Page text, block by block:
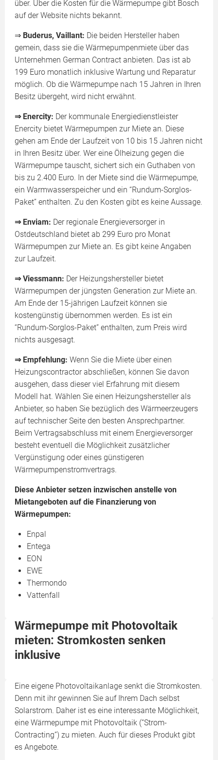
über. Über die Kosten für die Wärmepumpe gibt Bosch
auf der Website nichts bekannt.
⇒ Buderus, Vaillant: Die beiden Hersteller haben
gemein, dass sie die Wärmepumpenmiete über das
Unternehmen German Contract anbieten. Das ist ab
199 Euro monatlich inklusive Wartung und Reparatur
möglich. Ob die Wärmepumpe nach 15 Jahren in Ihren
Besitz übergeht, wird nicht erwähnt.
⇒ Enercity: Der kommunale Energiedienstleister
Enercity bietet Wärmepumpen zur Miete an. Diese
gehen am Ende der Laufzeit von 10 bis 15 Jahren nicht
in Ihren Besitz über. Wer eine Ölheizung gegen die
Wärmepumpe tauscht, sichert sich ein Guthaben von
bis zu 2.400 Euro. In der Miete sind die Wärmepumpe,
ein Warmwasserspeicher und ein “Rundum-Sorglos-
Paket” enthalten. Zu den Kosten gibt es keine Aussage.
⇒ Enviam: Der regionale Energieversorger in
Ostdeutschland bietet ab 299 Euro pro Monat
Wärmepumpen zur Miete an. Es gibt keine Angaben
zur Laufzeit.
⇒ Viessmann: Der Heizungshersteller bietet
Wärmepumpen der jüngsten Generation zur Miete an.
Am Ende der 15-jährigen Laufzeit können sie
kostengünstig übernommen werden. Es ist ein
“Rundum-Sorglos-Paket” enthalten, zum Preis wird
nichts ausgesagt.
⇒ Empfehlung: Wenn Sie die Miete über einen
Heizungscontractor abschließen, können Sie davon
ausgehen, dass dieser viel Erfahrung mit diesem
Modell hat. Wählen Sie einen Heizungshersteller als
Anbieter, so haben Sie bezüglich des Wärmeerzeugers
auf technischer Seite den besten Ansprechpartner.
Beim Vertragsabschluss mit einem Energieversorger
besteht eventuell die Möglichkeit zusätzlicher
Vergünstigung oder eines günstigeren
Wärmepumpenstromvertrags.
Diese Anbieter setzen inzwischen anstelle von
Mietangeboten auf die Finanzierung von
Wärmepumpen:
Enpal
Entega
EON
EWE
Thermondo
Vattenfall
Wärmepumpe mit Photovoltaik
mieten: Stromkosten senken
inklusive
Eine eigene Photovoltaikanlage senkt die Stromkosten.
Denn mit ihr gewinnen Sie auf Ihrem Dach selbst
Solarstrom. Daher ist es eine interessante Möglichkeit,
eine Wärmepumpe mit Photovoltaik (“Strom-
Contracting”) zu mieten. Auch für dieses Produkt gibt
es Angebote.